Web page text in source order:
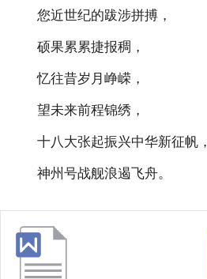
您近世纪的跋涉拼搏，
硕果累累捷报稠，
忆往昔岁月峥嵘，
望未来前程锦绣，
十八大张起振兴中华新征帆，
神州号战舰浪遏飞舟。